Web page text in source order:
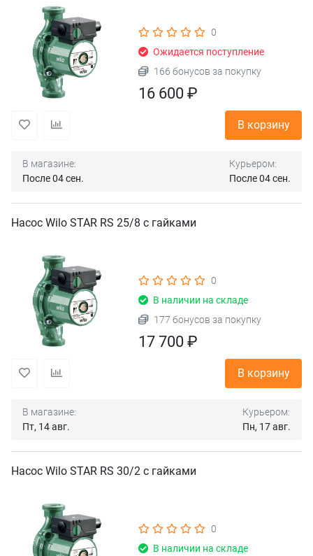
0
Ожидается поступление
166 бонусов за покупку
16 600 ₽
В корзину
В магазине:
После 04 сен.
Курьером:
После 04 сен.
Насос Wilo STAR RS 25/8 с гайками
0
В наличии на складе
177 бонусов за покупку
17 700 ₽
В корзину
В магазине:
Пт, 14 авг.
Курьером:
Пн, 17 авг.
Насос Wilo STAR RS 30/2 с гайками
0
В наличии на складе